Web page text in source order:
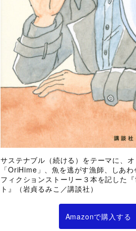
サステナブル（続ける）をテーマに、
「OriHime」、魚を逃がす漁師、しあ
フィクションストーリー３本を記した
ト』（岩貞るみこ／講談社）
Amazonで購入する